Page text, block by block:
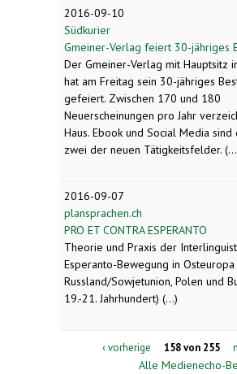
2016-09-10
Südkurier
Gmeiner-Verlag feiert 30-jähriges
Der Gmeiner-Verlag mit Hauptsitz
hat am Freitag sein 30-jähriges
gefeiert. Zwischen 170 und 180
Neuerscheinungen pro Jahr
Haus. Ebook und Social Media
zwei der neuen Tätigkeitsfelder.
2016-09-07
plansprachen.ch
PRO ET CONTRA ESPERANTO
Theorie und Praxis der
Esperanto-Bewegung in
Russland/Sowjetunion, Polen und
19.-21. Jahrhundert) (...)
‹ vorherige 158 von 255
Alle Medienecho-